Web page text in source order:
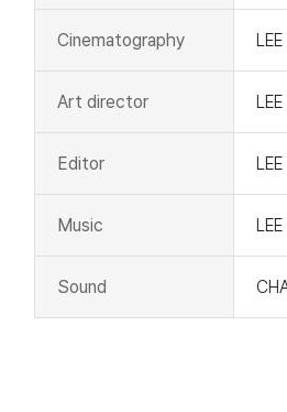
Cinematography
Art director
Editor
Music
Sound